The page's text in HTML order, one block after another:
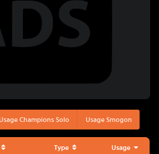
Champions Solo Usage Smogon
Type Usage